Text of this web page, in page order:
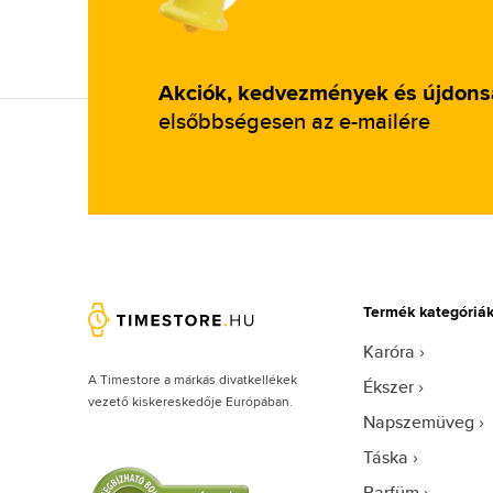
Vogue (50)
Zac Posen (2)
Zegna Couture (1)
Akciók, kedvezmények és
elsőbbségesen az e-mailére
A Timestore a márkás divatkellékek
vezető kiskereskedője Európában.
Termék kategóriák
Karóra
Ékszer
Napszemüveg
Táska